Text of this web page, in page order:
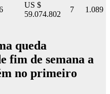
US $
59.074.802
7 1.089
queda
fim de semana a
no primeiro